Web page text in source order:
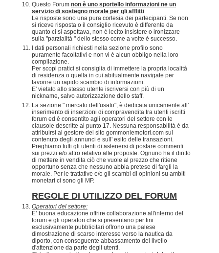
Questo Forum non è uno sportello informazioni ne un
servizio di sostegno morale per gli afflitti
Le risposte sono una pura cortesia dei partecipanti. Se non
si riceve risposta o il consiglio ricevuto è differente da
quanto ci si aspettava, non è lecito insistere o ironizzare
sulla "parzialità " dello stesso come a volte è successo.
I dati personali richiesti nella sezione profilo sono
puramente facoltativi e non vi è alcun obbligo nella loro
compilazione.
Per scopi pratici si consiglia di immettere la propria località
di residenza o quella in cui abitualmente navigate per
favorire un rapido scambio di informazioni.
E' vietato allo stesso utente iscriversi con più di un
nickname, salvo autorizzazione dello staff.
La sezione " mercato dell'usato", è dedicata unicamente all'
inserimento di inserzioni di compravendita tra utenti iscritti
forum ed è consentito agli operatori del settore con le
clausole descritte al punto 17. Nessuna responsabilità è da
attribuirsi al gestore del sito gommoniemotori.com sul
contenuto degli annunci e sull' esito delle transazioni.
Preghiamo tutti gli utenti di astenersi di postare commenti
sui prezzi e/o altro relativo alle proposte. Ognuno ha il diritto
di mettere in vendita ciò che vuole al prezzo che ritiene
opportuno senza che nessuno abbia pretese di fargli la
morale. Per le trattative e/o gli scambi di opinioni su ambiti
monetari ci sono gli MP.
REGOLE DI UTILIZZO DEL FORUM
Operatori del settore:
E’ buona educazione offrire collaborazione all'interno del
forum e gli operatori che si presentano per fini
esclusivamente pubblicitari offrono una palese
dimostrazione di scarso interesse verso la nautica da
diporto, con conseguente abbassamento del livello
d'attenzione da parte degli utenti.